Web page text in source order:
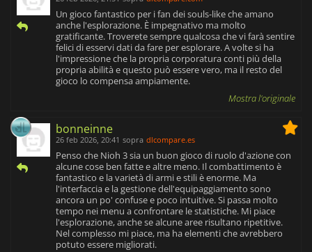
Un gioco fantastico per i fan dei souls-like che amano
anche l'esplorazione. È impegnativo ma molto
gratificante. Troverete sempre qualcosa che vi farà sentire
felici di esservi dati da fare per esplorare. A volte si ha
l'impressione che la propria corporatura conti più della
propria abilità e questo può essere vero, ma il resto del
gioco lo compensa ampiamente.
Mostra l'originale
bonneinne
26 feb 2026, 20:41 sopra dlcompare.es
Penso che Nioh 3 sia un buon gioco di ruolo d'azione con
alcune cose ben fatte e altre meno. Il combattimento è
fantastico e la varietà di armi e stili è enorme. Ma
l'interfaccia e la gestione dell'equipaggiamento sono
ancora un po' confuse e poco intuitive. Si passa molto
tempo nei menu a confrontare le statistiche. Mi piace
l'esplorazione, anche se alcune aree risultano ripetitive.
Nel complesso mi piace, ma ha elementi che avrebbero
potuto essere migliorati.